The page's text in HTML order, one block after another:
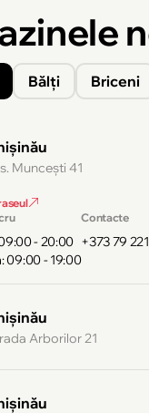
Bălți Briceni
Munceşti 41
- 20:00
09:00 - 19:00
Contacte
+373 79
Arborilor 21